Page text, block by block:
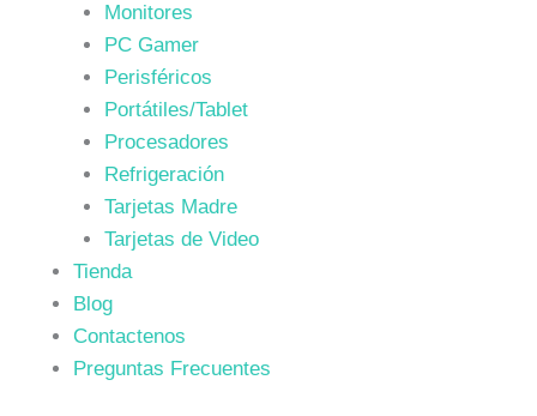
Monitores
PC Gamer
Perisféricos
Portátiles/Tablet
Procesadores
Refrigeración
Tarjetas Madre
Tarjetas de Video
Tienda
Blog
Contactenos
Preguntas Frecuentes